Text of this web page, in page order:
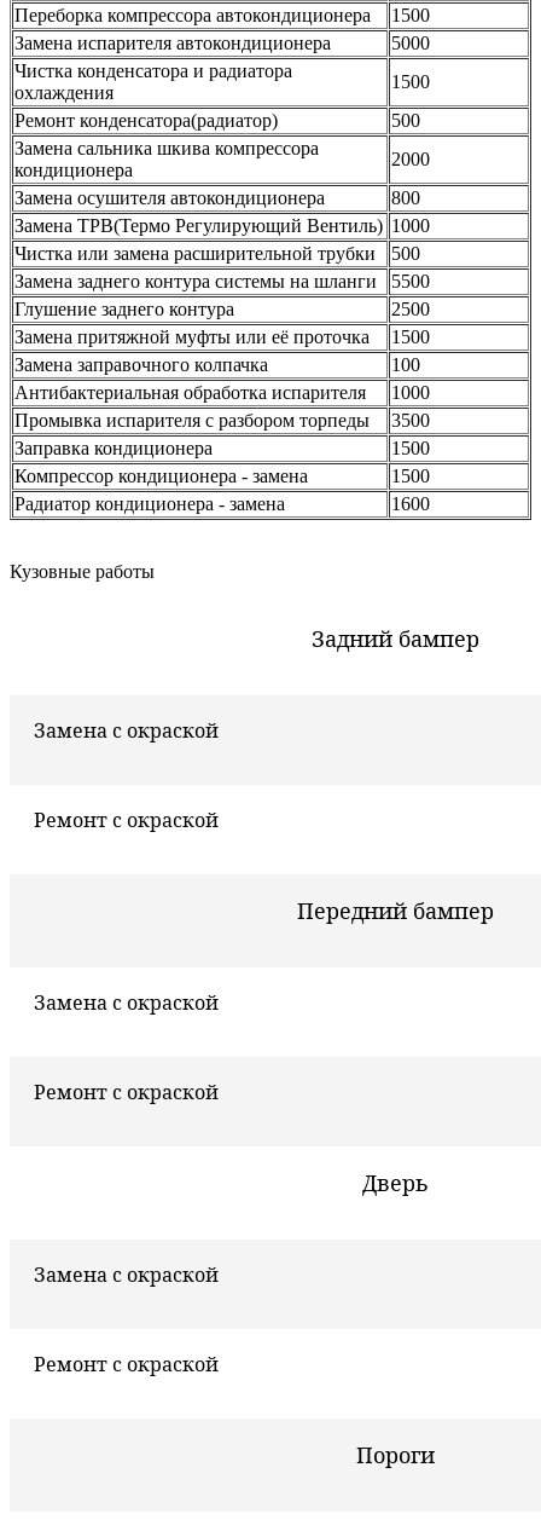
Переборка компрессора автокондиционера
1500
Замена испарителя автокондиционера
5000
Чистка конденсатора и радиатора
охлаждения
1500
Ремонт конденсатора(радиатор)
500
Замена сальника шкива компрессора
кондиционера
2000
Замена осушителя автокондиционера
800
Замена ТРВ(Термо Регулирующий Вентиль) 1000
Чистка или замена расширительной трубки
500
Замена заднего контура системы на шланги
5500
Глушение заднего контура
2500
Замена притяжной муфты или её проточка
1500
Замена заправочного колпачка
100
Антибактериальная обработка испарителя
1000
Промывка испарителя с разбором торпеды
3500
Заправка кондиционера
1500
Компрессор кондиционера - замена
1500
Радиатор кондиционера - замена
1600
Кузовные работы
Задний бампер
Замена с окраской
Ремонт с окраской
Передний бампер
Замена с окраской
Ремонт с окраской
Дверь
Замена с окраской
Ремонт с окраской
Пороги